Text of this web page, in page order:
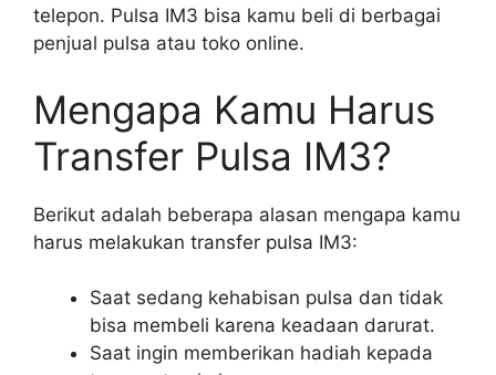
telepon. Pulsa IM3 bisa kamu beli di berbagai
penjual pulsa atau toko online.
Mengapa Kamu Harus
Transfer Pulsa IM3?
Berikut adalah beberapa alasan mengapa kamu
harus melakukan transfer pulsa IM3:
Saat sedang kehabisan pulsa dan tidak
bisa membeli karena keadaan darurat.
Saat ingin memberikan hadiah kepada